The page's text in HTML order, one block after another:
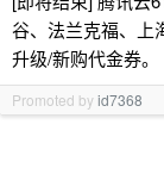
谷、法兰克福、上
升级/新购代金券。
Promoted byid7368